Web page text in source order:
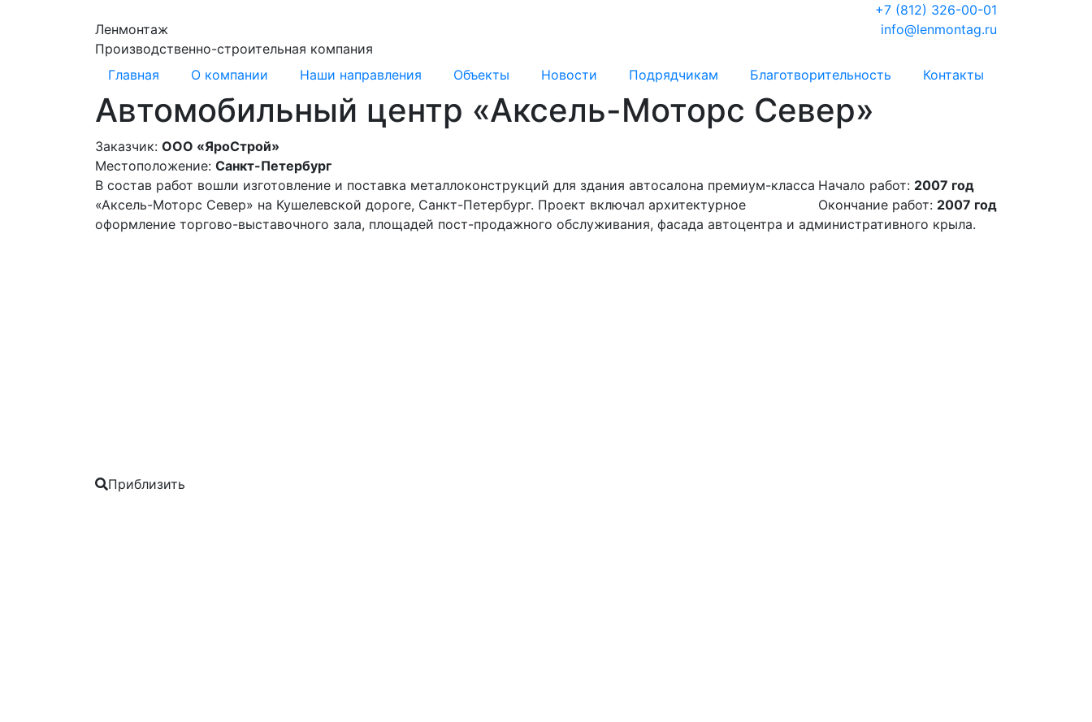
Ленмонтаж
Производственно-строительная компания
+7 (812) 326-00-01
info@lenmontag.ru
Главная О компании Наши направления Объекты Новости Подрядчикам Благотворительность Контакты
Автомобильный центр «Аксель-Моторс Север»
Заказчик: ООО «ЯроСтрой»
Местоположение: Санкт-Петербург
Начало работ: 2007 год
Окончание работ: 2007 год
В состав работ вошли изготовление и поставка металлоконструкций для здания автосалона премиум-класса
«Аксель-Моторс Север» на Кушелевской дороге, Санкт-Петербург. Проект включал архитектурное
оформление торгово-выставочного зала, площадей пост-продажного обслуживания, фасада автоцентра и административного крыла.
Приблизить